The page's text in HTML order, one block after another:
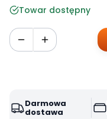
Towar dostępny
Darmowa
dostawa